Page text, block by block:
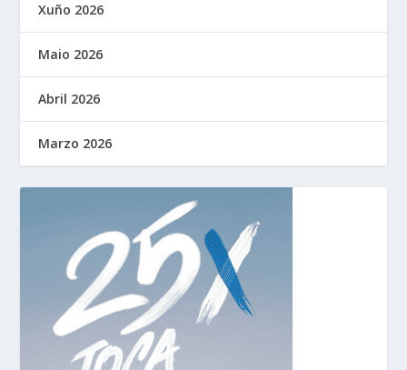
Xuño 2026
Maio 2026
Abril 2026
Marzo 2026